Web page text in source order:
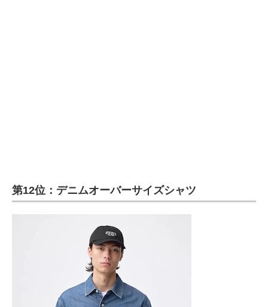
第12位：デニムオーバーサイズシャツ